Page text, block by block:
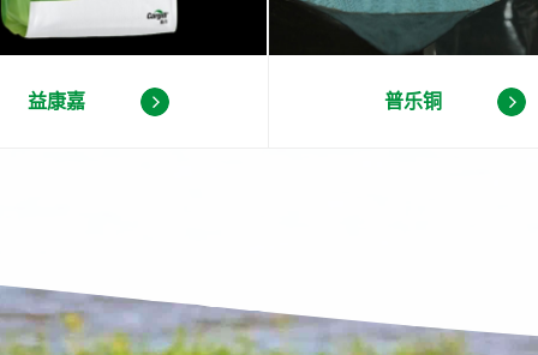
益康嘉 普乐铜